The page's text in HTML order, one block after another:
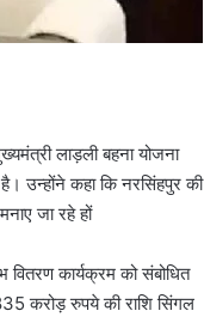
लाड़ली बहना योजना
उन्होंने कहा कि नरसिंहपुर की
जा रहे हों
वितरण कार्यक्रम को संबोधित
करोड़ रुपये की राशि सिंगल